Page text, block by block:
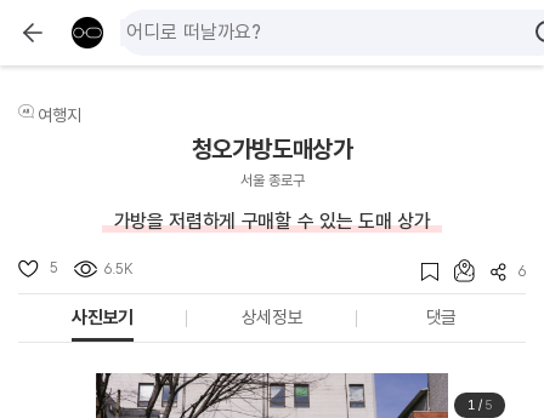
여행지
청오가방도매상가
서울 종로구
가방을 저렴하게 구매할 수 있는 도매 상가
5 6.5K 6
사진보기 상세정보 댓글
1/ 5